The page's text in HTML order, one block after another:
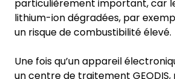
particulièrement important, car
lithium-ion dégradées, par
un risque de combustibilité élevé.
Une fois qu’un appareil
un centre de traitement GEODIS,